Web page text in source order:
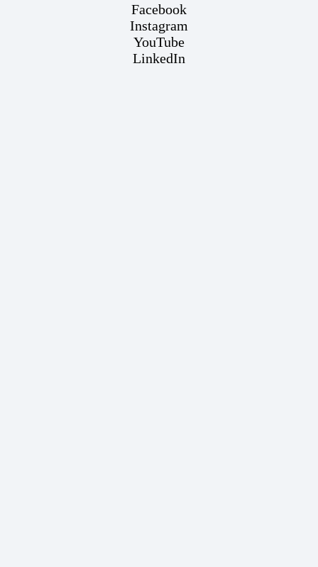
Facebook
Instagram
YouTube
LinkedIn